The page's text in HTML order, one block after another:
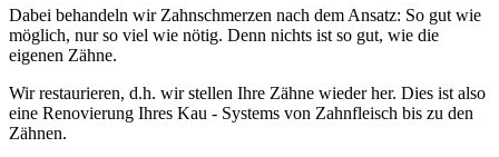
Dabei behandeln wir Zahnschmerzen nach dem Ansatz: So gut wie
möglich, nur so viel wie nötig. Denn nichts ist so gut, wie die
eigenen Zähne.
Wir restaurieren, d.h. wir stellen Ihre Zähne wieder her. Dies ist also
eine Renovierung Ihres Kau - Systems von Zahnfleisch bis zu den
Zähnen.